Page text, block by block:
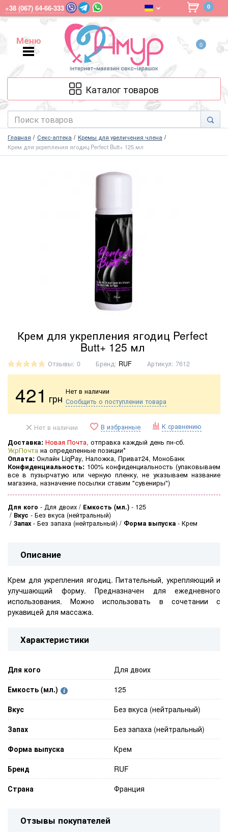
+38 (067) 64-66-333 0
Меню
Меню
0
Каталог товаров
Главная Секс-аптека
Кремы для увеличения члена
Крем для укрепления ягодиц Perfect Butt+ 125 мл
Крем для укрепления ягодиц Perfect
Butt+ 125 мл
Отзывы: 0 Бренд: RUF Артикул: 7612
421 грн
Нет в наличии
Сообщить о поступлении товара
Нет в наличии В избранные К сравнению
Доставка: Новая Почта, отправка каждый день пн-сб.
УкрПочта на определенные позиции*
Оплата: Онлайн LiqPay, Наложка, Приват24, МоноБанк
Конфиденциальность: 100% конфиденциальность (упаковываем
все в пузырчатую или черную пленку, не указываем название
магазина, назначение посылки ставим "сувениры")
Для кого - Для двоих Емкость (мл.) - 125
Вкус - Без вкуса (нейтральный)
Запах - Без запаха (нейтральный) Форма выпуска - Крем
Описание
Крем для укрепления ягодиц. Питательный, укрепляющий и
улучшающий форму. Предназначен для ежедневного
использования. Можно использовать в сочетании с
рукавицей для массажа.
Характеристики
Для кого
Для двоих
Емкость (мл.)
125
Вкус
Без вкуса (нейтральный)
Запах
Без запаха (нейтральный)
Форма выпуска
Крем
Бренд
RUF
Страна
Франция
Отзывы покупателей